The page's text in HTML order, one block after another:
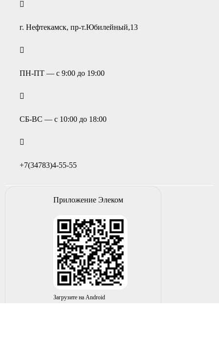
г. Нефтекамск, пр-т.Юбилейный,13
ПН-ПТ — с 9:00 до 19:00
СБ-ВС — с 10:00 до 18:00
+7(34783)4-55-55
Приложение Элеком
Загрузите на Android